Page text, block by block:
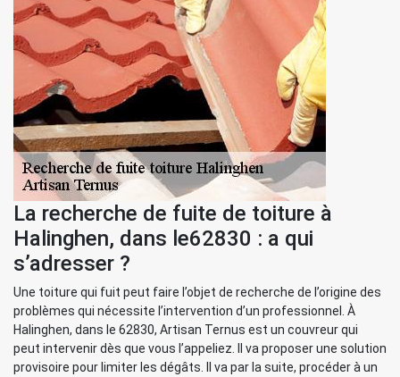
La recherche de fuite de toiture à
Halinghen, dans le62830 : a qui
s’adresser ?
Une toiture qui fuit peut faire l’objet de recherche de l’origine des
problèmes qui nécessite l’intervention d’un professionnel. À
Halinghen, dans le 62830, Artisan Ternus est un couvreur qui
peut intervenir dès que vous l’appeliez. Il va proposer une solution
provisoire pour limiter les dégâts. Il va par la suite, procéder à un